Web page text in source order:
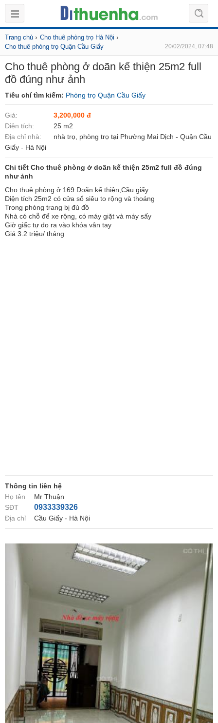
Trang chủ › Cho thuê phòng trọ Hà Nội ›
Cho thuê phòng trọ Quận Cầu Giấy 20/02/2024, 07:48
Cho thuê phòng ở doãn kế thiện 25m2 full
đồ đúng như ảnh
Tiêu chí tìm kiếm: Phòng trọ Quận Cầu Giấy
Giá:
3,200,000 đ
Diện tích:
25 m2
Địa chỉ nhà:
nhà trọ, phòng trọ tại Phường Mai Dịch - Quận Cầu
Giấy - Hà Nội
Chi tiết Cho thuê phòng ở doãn kế thiện 25m2 full đồ đúng
như ảnh
Cho thuê phòng ở 169 Doãn kế thiện,Cầu giấy
Diện tích 25m2 có cửa sổ siêu to rộng và thoáng
Trong phòng trang bị đủ đồ
Nhà có chỗ để xe rộng, có máy giặt và máy sấy
Giờ giấc tự do ra vào khóa vân tay
Giá 3.2 triệu/ tháng
Thông tin liên hệ
Họ tên
Mr Thuận
SĐT
0933339326
Địa chỉ Cầu Giấy - Hà Nội